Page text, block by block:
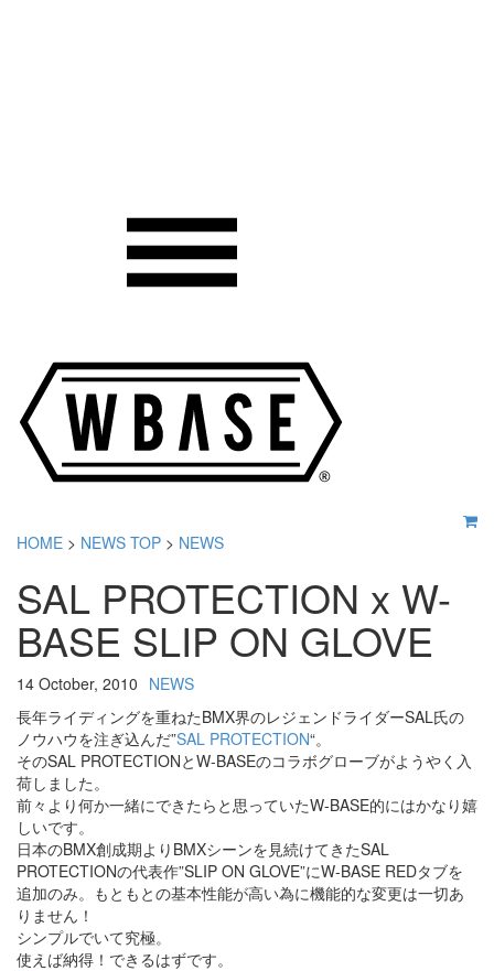
HOME > NEWS TOP > NEWS
SAL PROTECTION x W-
BASE SLIP ON GLOVE
14 October, 2010 NEWS
長年ライディングを重ねたBMX界のレジェンドライダーSAL氏の
ノウハウを注ぎ込んだ”SAL PROTECTION“。
そのSAL PROTECTIONとW-BASEのコラボグローブがようやく入
荷しました。
前々より何か一緒にできたらと思っていたW-BASE的にはかなり嬉
しいです。
日本のBMX創成期よりBMXシーンを見続けてきたSAL
PROTECTIONの代表作”SLIP ON GLOVE”にW-BASE REDタブを
追加のみ。もともとの基本性能が高い為に機能的な変更は一切あ
りません！
シンプルでいて究極。
使えば納得！できるはずです。